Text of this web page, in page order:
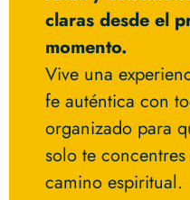
claras desde el
momento.
Vive una
fe auténtica con
organizado para
solo te
camino espiritual.